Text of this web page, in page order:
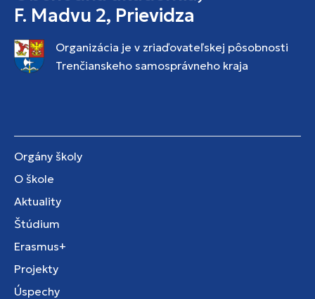
F. Madvu 2, Prievidza
Organizácia je v zriaďovateľskej pôsobnosti
Trenčianskeho samosprávneho kraja
Orgány školy
O škole
Aktuality
Štúdium
Erasmus+
Projekty
Úspechy